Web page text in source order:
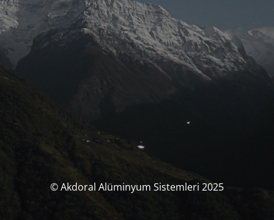
© Akdoral Alüminyum Sistemleri 2025